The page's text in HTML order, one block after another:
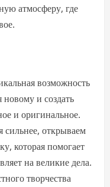
атмосферу, где
возможность
новому и создать
и оригинальное.
сильнее, открываем
которая помогает
на великие дела.
творчества